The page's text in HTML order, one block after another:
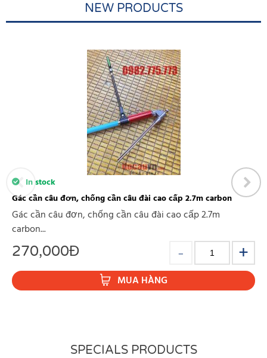
NEW PRODUCTS
In stock
Gác cần câu đơn, chống cần câu đài cao cấp 2.7m carbon
Gác cần câu đơn, chống cần câu đài cao cấp 2.7m
carbon...
270,000Đ
MUA HÀNG
SPECIALS PRODUCTS